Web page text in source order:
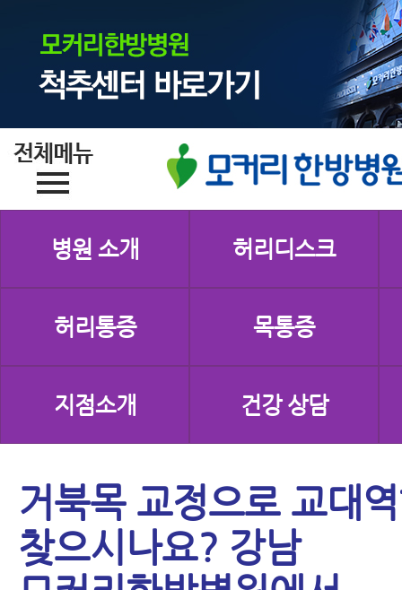
병원 소개 허리디스크
허리통증 목통증
지점소개 건강 상담
거북목 교정으로 교대
찾으시나요? 강남